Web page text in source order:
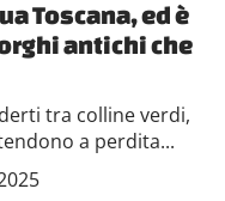
Toscana, ed è
antichi che
tra colline verdi,
a perdita...